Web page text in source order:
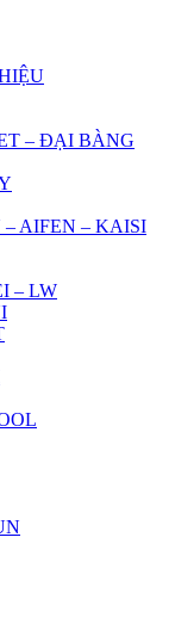
– ĐẠI BÀNG
AIFEN – KAISI
– LW